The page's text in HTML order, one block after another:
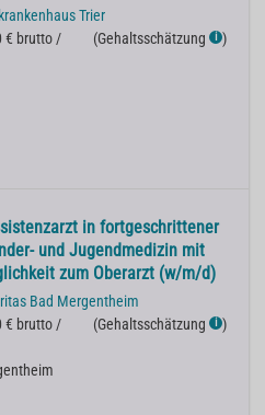
Trier
€ brutto /
(Gehaltsschätzung ℹ )
in fortgeschrittener
und Jugendmedizin mit
zum Oberarzt (w/m/d)
Bad Mergentheim
€ brutto /
(Gehaltsschätzung ℹ )